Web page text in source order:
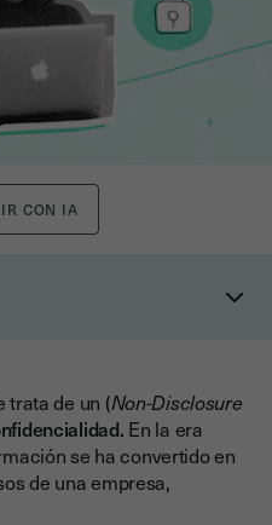
CON IA
eficaz
confidencial
trata de un (Non-Disclosure
En la era
se ha convertido en
de una empresa,